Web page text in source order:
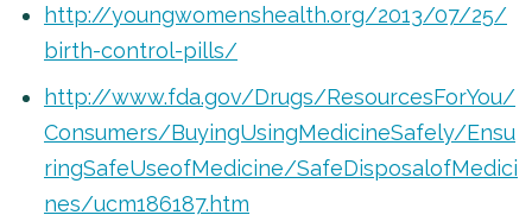
http://youngwomenshealth.org/2013/07/25/
birth-control-pills/
http://www.fda.gov/Drugs/ResourcesForYou/
Consumers/BuyingUsingMedicineSafely/Ensu
ringSafeUseofMedicine/SafeDisposalofMedici
nes/ucm186187.htm